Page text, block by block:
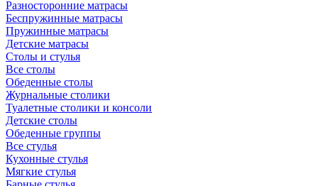
Разносторонние матрасы
Беспружинные матрасы
Пружинные матрасы
Детские матрасы
Столы и стулья
Все столы
Обеденные столы
Журнальные столики
Туалетные столики и консоли
Детские столы
Обеденные группы
Все стулья
Кухонные стулья
Мягкие стулья